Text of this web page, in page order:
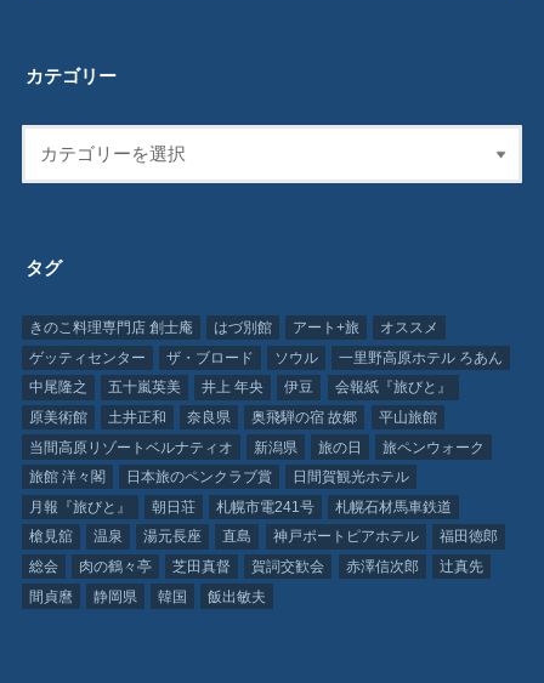
カテゴリー
タグ
きのこ料理専門店 創士庵 はづ別館 アート+旅
オススメ
ゲッティセンター
ザ・ブロード ソウル
一里野高原ホテル ろあん
中尾隆之
五十嵐英美 井上 年央 伊豆
会報紙『旅びと』
原美術館
土井正和 奈良県 奥飛騨の宿 故郷
平山旅館
当間高原リゾートベルナティオ
新潟県 旅の日
旅ペンウォーク
旅館 洋々閣
日本旅のペンクラブ賞
日間賀観光ホテル
月報『旅びと』
朝日荘 札幌市電241号
札幌石材馬車鉄道
槍見舘
温泉 湯元長座 直島 神戸ポートピアホテル
福田徳郎
総会
肉の鶴々亭 芝田真督 賀詞交歓会 赤澤信次郎
辻真先
間貞麿
静岡県 韓国 飯出敏夫